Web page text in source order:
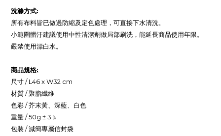
洗滌方式:
所有布料皆已做過防縮及定色處理，可直接下水清洗。
小範圍髒汙建議使用中性清潔劑做局部刷洗，能延長商品使用年限。
嚴禁使用漂白水。
商品規格:
尺寸 / L46 x W32 cm
材質 / 聚脂纖維
色彩 / 芥末黃、深藍、白色
重量 / 50g ± 3﹪
包裝 / 減簡專屬信封袋